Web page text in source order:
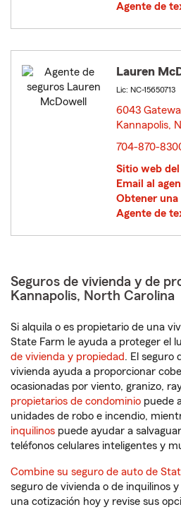
Agente de
Lauren
Lic: NC-15650713
6043
Kannapolis,
704-870-
Sitio web
Email al
Obtener una
Agente de
Seguros de vivienda y de
Kannapolis, North Carolina
Si alquila o es propietario de una
State Farm le ayuda a proteger el
de vivienda y propiedad. El seguro
vivienda ayuda a proporcionar
ocasionadas por viento, granizo,
propietarios de condominio puede
unidades de robo e incendio,
inquilinos puede ayudar a
teléfonos celulares inteligentes y
Combine su seguro de auto de
seguro de vivienda o de inquilinos
una cotización hoy y revise sus